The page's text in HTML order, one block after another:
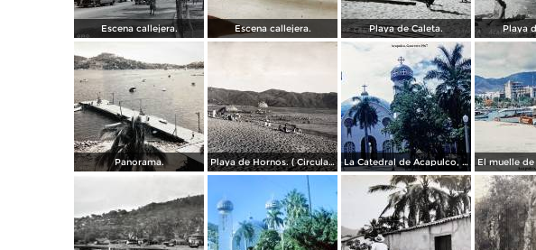
Escena callejera. Escena callejera. Playa de Caleta. Playa
Panorama. Playa de Hornos. ( Circulada el 21 de Marzo de 1940 ). La Catedral de Acapulco, Guerrero 1967.